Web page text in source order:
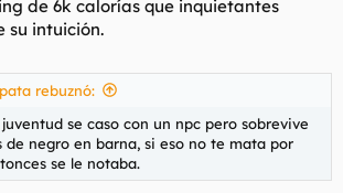
de 6k calorías que inquietantes
su intuición.
rebuznó:
se caso con un npc pero sobrevive
de negro en barna, si eso no te mata por
se le notaba.